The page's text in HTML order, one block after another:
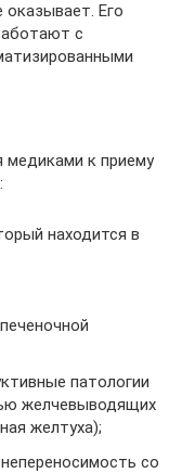
Его
с
медиками к приему
находится в
патологии
желчевыводящих
желтуха);
со